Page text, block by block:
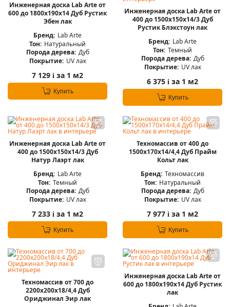
Инженерная доска Lab Arte от
600 до 1800х190х14 Дуб Рустик
Эбен лак
Бренд: Lab Arte
Тон: Натуральный
Порода дерева: Дуб
Покрытие: UV лак
7 129 i за 1 м2
Купить
Инженерная доска Lab Arte от
400 до 1500х150х14/3 Дуб
Рустик Блэкстоун лак
Бренд: Lab Arte
Тон: Темный
Порода дерева: Дуб
Покрытие: UV лак
6 375 i за 1 м2
Купить
Инженерная доска Lab Arte от
400 до 1500х150х14/3 Дуб
Натур Лаэрт лак
Бренд: Lab Arte
Тон: Темный
Порода дерева: Дуб
Покрытие: UV лак
7 233 i за 1 м2
Купить
Техномассив от 400 до
1500х170х14/4,4 Дуб Прайм
Кольт лак
Бренд: Техномассив
Тон: Натуральный
Порода дерева: Дуб
Покрытие: UV лак
7 977 i за 1 м2
Купить
Техномассив от 700 до
2200х200х18/4,4 Дуб
Ориджинал Эир лак
Инженерная доска Lab Arte от
600 до 1800х190х14 Дуб Рустик
лак